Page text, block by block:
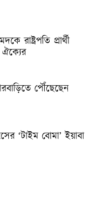
রাষ্ট্রপতি প্রার্থী
পৌঁছেছেন
‘টাইম বোমা’ ইয়াবা